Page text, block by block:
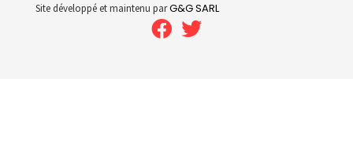
Site développé et maintenu parG&G SARL